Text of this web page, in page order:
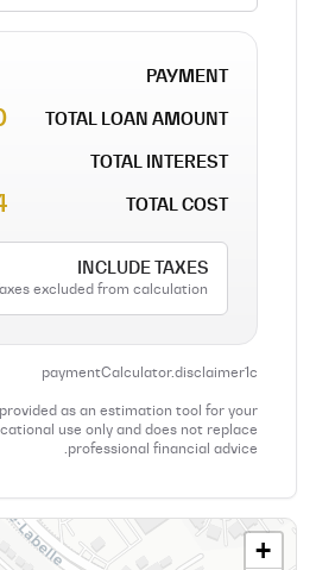
PAYMENT
TOTAL LOAN AMOUNT
TOTAL INTEREST
TOTAL COST
INCLUDE TAXES
Taxes excluded from calculation
paymentCalculator.disclaimer1c
as an estimation tool for your
use only and does not replace
professional financial advice.
+